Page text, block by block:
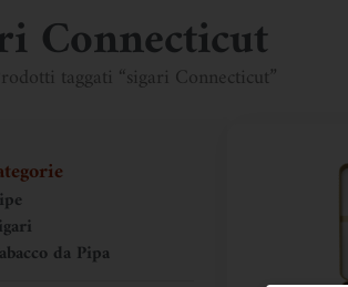
Connecticut
taggati “sigari Connecticut”
da Pipa